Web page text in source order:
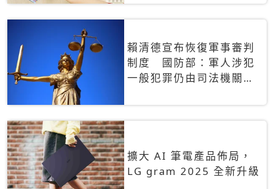
賴清德宣布恢復軍事審判
制度 國防部：軍人涉犯
一般犯罪仍由司法機關辦
擴大 AI 筆電產品佈局，
LG gram 2025 全新升級